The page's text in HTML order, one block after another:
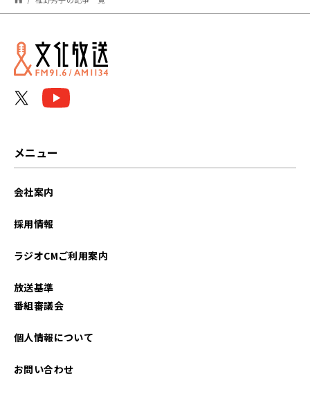
メニュー
会社案内
採用情報
ラジオCMご利用案内
放送基準
番組審議会
個人情報について
お問い合わせ